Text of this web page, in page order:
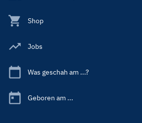
Shop
Jobs
Was geschah am ...?
Geboren am ...